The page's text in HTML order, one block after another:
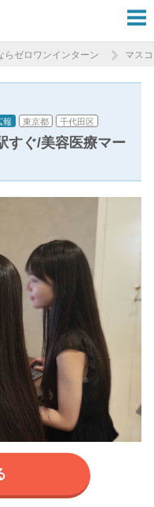
らゼロワンインターン マス
報 東京都 千代田区
すぐ/美容医療マー